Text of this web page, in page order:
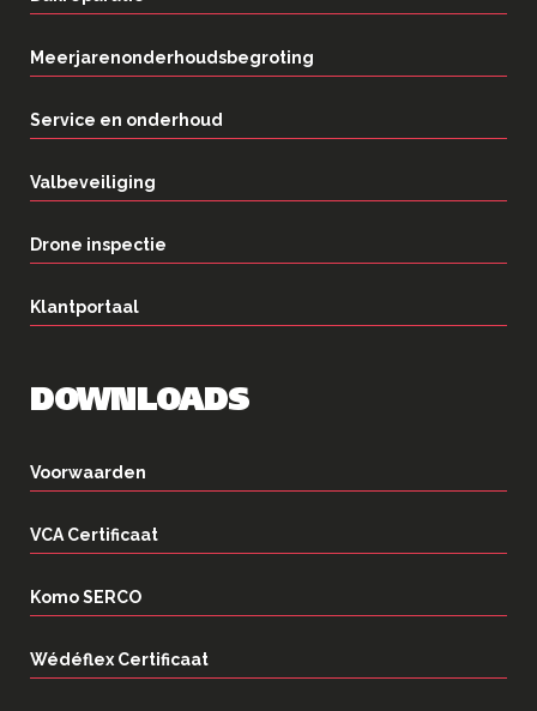
Meerjarenonderhoudsbegroting
Service en onderhoud
Valbeveiliging
Drone inspectie
Klantportaal
DOWNLOADS
Voorwaarden
VCA Certificaat
Komo SERCO
Wédéflex Certificaat